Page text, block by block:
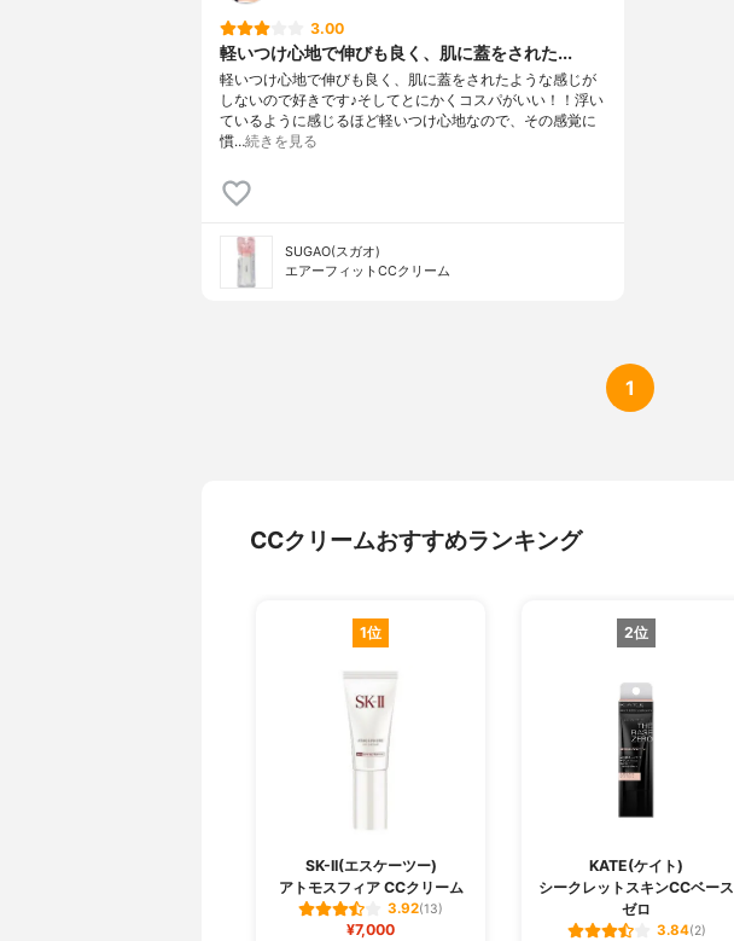
3.00
軽いつけ心地で伸びも良く、肌に蓋をされた...
軽いつけ心地で伸びも良く、肌に蓋をされたような感じが
しないので好きです♪そしてとにかくコスパがいい！！浮い
ているように感じるほど軽いつけ心地なので、その感覚に
慣…続きを見る
SUGAO(スガオ)
エアーフィットCCクリーム
1
CCクリームおすすめランキング
1位
SK-II(エスケーツー)
アトモスフィア CCクリーム
3.92(13)
¥7,000
2位
KATE(ケイト)
シークレットスキンCCベース
ゼロ
3.84(2)